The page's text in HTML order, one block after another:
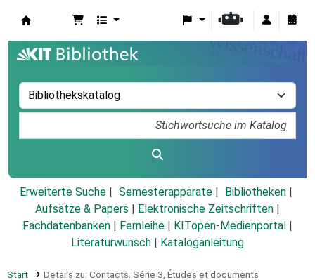
Erweiterte Suche Semesterapparate
Bibliotheken
Aufsätze & Papers
Elektronische Zeitschriften
Fachdatenbanken
Fernleihe KITopen-Medienportal
Literaturwunsch
Kataloganleitung
Start Details zu: Contacts. Série 3, Études et documents